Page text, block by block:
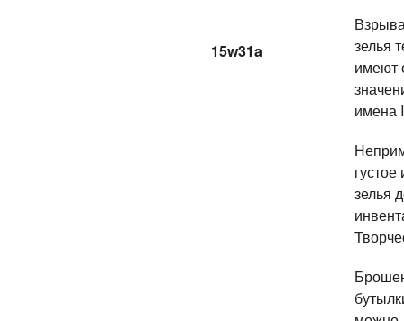
15w31a
зелья
имеют
имена
густое
зелья